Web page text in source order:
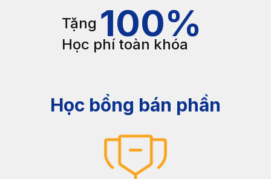
Tặng
Học phí toàn khóa
Học bổng bán phần
100%